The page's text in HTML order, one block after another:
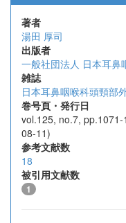
著者
湯田 厚司
出版者
一般社団法人 日本耳鼻
雑誌
日本耳鼻咽喉科頭頸部
巻号頁・発行日
vol.125, no.7,
08-11)
参考文献数
18
被引用文献数
1